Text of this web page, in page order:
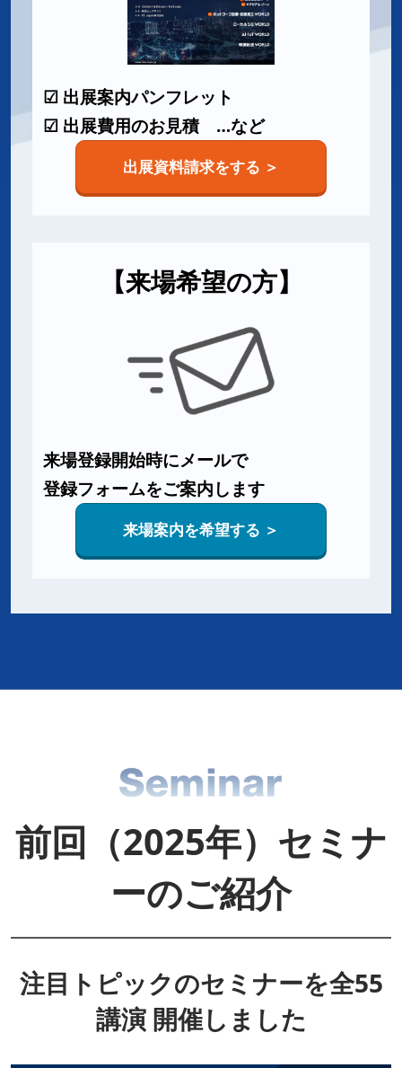
☑ 出展案内パンフレット
☑ 出展費用のお見積 …など
出展資料請求をする ＞
【来場希望の方】
来場登録開始時にメールで
登録フォームをご案内します
来場案内を希望する ＞
前回（2025年）セミナ
ーのご紹介
注目トピックのセミナーを全55
講演 開催しました